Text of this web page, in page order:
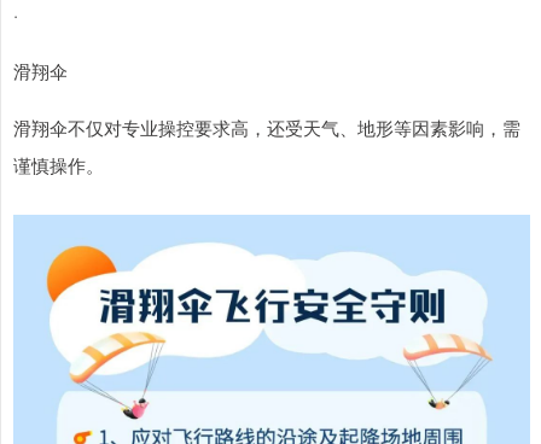
·
滑翔伞
滑翔伞不仅对专业操控要求高，还受天气、地形等因素影响，需
谨慎操作。